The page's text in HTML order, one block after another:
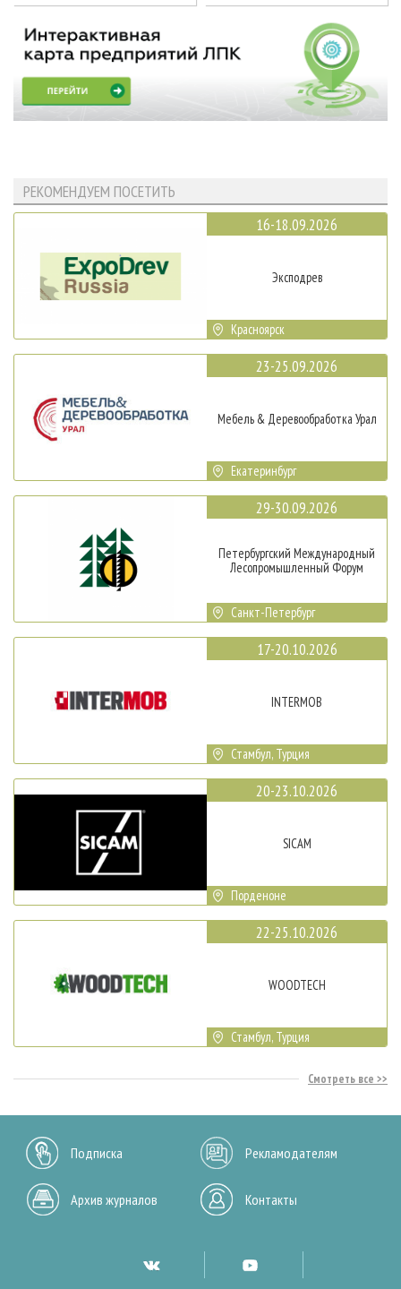
РЕКОМЕНДУЕМ ПОСЕТИТЬ
16-18.09.2026
Эксподрев
Красноярск
23-25.09.2026
Мебель & Деревообработка Урал
Екатеринбург
29-30.09.2026
Петербургский Международный
Лесопромышленный Форум
Санкт-Петербург
17-20.10.2026
INTERMOB
Стамбул, Турция
20-23.10.2026
SICAM
Порденоне
22-25.10.2026
WOODTECH
Стамбул, Турция
Смотреть все
Подписка Рекламодателям
Архив журналов Контакты